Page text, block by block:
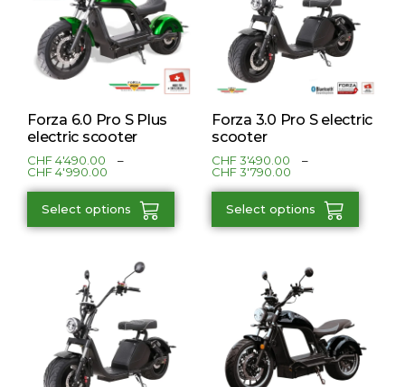
Forza 6.0 Pro S Plus
electric scooter
CHF4'490.00
–
CHF4'990.00
Select options
Forza 3.0 Pro S electric
scooter
CHF3'490.00
–
CHF3'790.00
Select options